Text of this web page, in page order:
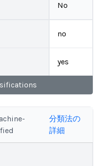
No
no
yes
分類法の
詳細